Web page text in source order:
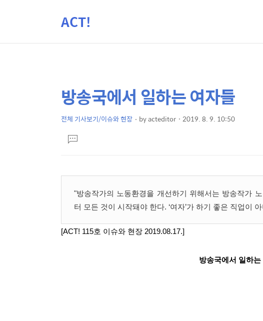
ACT!
상
세
컨
텐
본
문
제
방송국에서 일하는 여자들
전체 기사보기/이슈와 현장 byacteditor 2019. 8. 9. 10:50
문댓
글
"방송작가의 노동환경을 개선하기 위해서는 방송작가
터 모든 것이 시작돼야 한다. ‘여자’가 하기 좋은 직업이
[ACT! 115호 이슈와 현장 2019.08.17.]
방송국에서 일하는